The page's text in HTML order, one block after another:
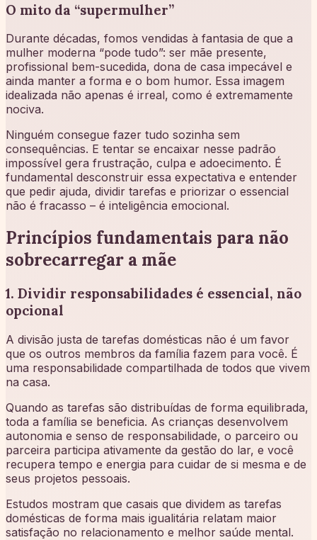
O mito da “supermulher”
Durante décadas, fomos vendidas à fantasia de que a
mulher moderna “pode tudo”: ser mãe presente,
profissional bem-sucedida, dona de casa impecável e
ainda manter a forma e o bom humor. Essa imagem
idealizada não apenas é irreal, como é extremamente
nociva.
Ninguém consegue fazer tudo sozinha sem
consequências. E tentar se encaixar nesse padrão
impossível gera frustração, culpa e adoecimento. É
fundamental desconstruir essa expectativa e entender
que pedir ajuda, dividir tarefas e priorizar o essencial
não é fracasso – é inteligência emocional.
Princípios fundamentais para não
sobrecarregar a mãe
1. Dividir responsabilidades é essencial, não
opcional
A divisão justa de tarefas domésticas não é um favor
que os outros membros da família fazem para você. É
uma responsabilidade compartilhada de todos que vivem
na casa.
Quando as tarefas são distribuídas de forma equilibrada,
toda a família se beneficia. As crianças desenvolvem
autonomia e senso de responsabilidade, o parceiro ou
parceira participa ativamente da gestão do lar, e você
recupera tempo e energia para cuidar de si mesma e de
seus projetos pessoais.
Estudos mostram que casais que dividem as tarefas
domésticas de forma mais igualitária relatam maior
satisfação no relacionamento e melhor saúde mental.